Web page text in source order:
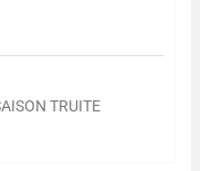
TRUITE